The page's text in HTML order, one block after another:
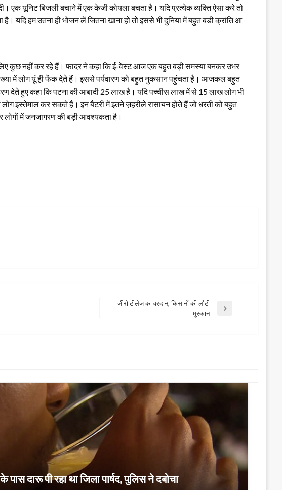
एक यूनिट बिजली बचाने में एक केजी कोयला बचता है। यदि प्रत्येक व्यक्ति ऐसा करे तो
है। यदि हम उतना ही भोजन लें जितना खाना हो तो इससे भी दुनिया में बहुत बडी क्रांति आ
कुछ नहीं कर रहे हैं। फादर ने कहा कि ई-वेस्ट आज एक बहुत बड़ी समस्या बनकर उभर
संख्या में लोग यूं ही फेंक देते हैं। इससे पर्यवारण को बहुत नुकसान पहुंचता है। आजकल बहुत
देते हुए कहा कि पटना की आबादी 25 लाख है। यदि पच्चीस लाख में से 15 लाख लोग भी
इस्तेमाल कर सकते हैं। इन बैटरी में इतने ज़हरीले रासायन होते हैं जो धरती को बहुत
लोगों में जनजागरण की बड़ी आवश्यकता है।
जीरो टीलेज का वरदान, किसानों की लौटी
मुस्कान
दारू पी रहा था जिला पार्षद, पुलिस ने दबोचा